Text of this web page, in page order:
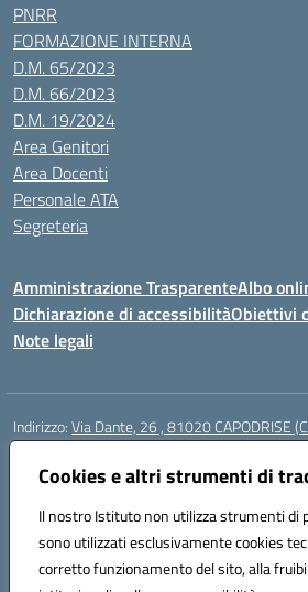
Cookies e altri strumenti di
Il nostro Istituto non utilizza strumenti di
sono utilizzati esclusivamente cookies
corretto funzionamento del sito, alla
PNRR
FORMAZIONE INTERNA
D.M. 65/2023
D.M. 66/2023
D.M. 19/2024
Area Genitori
Area Docenti
Personale ATA
Segreteria
Amministrazione TrasparenteAlbo
Dichiarazione di accessibilitàObiettivi
Note legali
Indirizzo:Via Dante, 26 , 81020 CAPODRISE
Centralino:
Posta elettronica certificata (PEC):
Codice fiscale: 80103200616
Codice meccanografico:CEIC83000V
Codice Indice delle Pubbliche Amministrazioni
Codice unico di fatturazione (CUF): UFO76N